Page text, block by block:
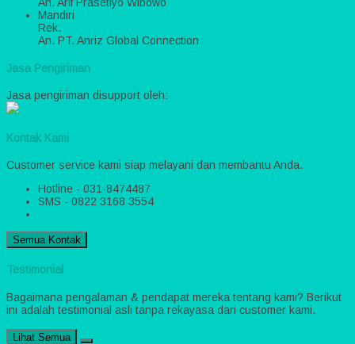
Mandiri
Rek.
An. PT. Anriz Global Connection
Jasa Pengiriman
Jasa pengiriman disupport oleh:
Kontak Kami
Customer service kami siap melayani dan membantu Anda.
Hotline - 031-8474487
SMS - 0822 3168 3554
Semua Kontak
Testimonial
Bagaimana pengalaman & pendapat mereka tentang kami? Berikut
ini adalah testimonial asli tanpa rekayasa dari customer kami.
Lihat Semua